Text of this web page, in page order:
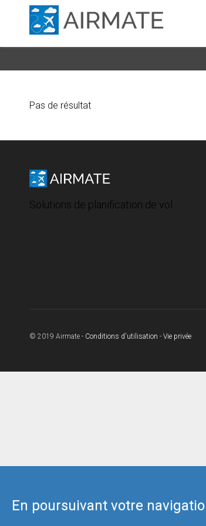
En poursuivant votre
Pas de résultat
Solutions de planification de vol
© 2019 Airmate - Conditions d'utilisation - Vie privée